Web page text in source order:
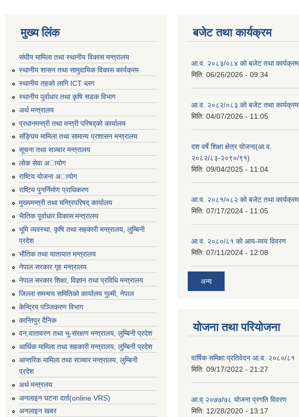
मुख्य लिंक
संघीय मामिला तथा स्थानीय विकास मन्त्रालय
स्थानीय शासन तथा सामुदायिक विकास कार्यक्रम
स्थानीय तहको लागि ICT ब्लग
स्थानीय पूर्वाधार तथा कृषि सडक विभाग
अर्थ मन्त्रालय
प्रधानमन्त्री तथा मन्त्री परिषद्काे कार्यालय
संङ्घिय मामिला तथा सामान्य प्रशासन मन्त्रालय
सूचना तथा सञ्चार मन्त्रालय
लाेक सेवा अायाेग
राष्टिय याेजना अायाेग
राष्टिय पुनर्निर्माण प्राधिकरण
मुख्यमन्त्री तथा मन्त्रिपरिषद् कार्यालय
भैातिक पूर्वाधार विकास मन्त्रालय
भूमि व्यवस्था, कृषि तथा सहकारी मन्त्रालय, लु्म्बिनी
प्रदेश
भाैतिक तथा यातायात मन्त्रालय
नेपाल सरकार गृह मन्त्रालय
नेपाल सरकार शिक्षा, विज्ञान तथा प्रविधि मन्त्रालय
जिल्ला समन्वय समितिको कार्यालय गुल्मी, नेपाल
केन्द्रिय पञ्जिकरण विभाग
कान्तिपुर दैनिक
वन,वातावरण तथा भू-संरक्षण मन्त्रालय, लुम्बिनी प्रदेश
आर्थिक मामिला तथा सहकारी मन्त्रालय, लुम्बिनी प्रदेश
आन्तरिक मामिला तथा सञ्चार मन्त्रालय, लुम्बिनी
प्रदेश
अर्थ मन्त्रलय
अनलाइन घटना दर्ता(online VRS)
अनलाइन खबर
बजेट तथा कार्यक्रम
आ.व. २०८३/०८४ को बजेट तथा कार्यक्रम
मिति: 06/26/2026 - 09:34
आ.व. २०८२/०८३ को बजेट तथा कार्यक्रम
मिति: 04/07/2026 - 11:05
दश वर्षे शिक्षा क्षेत्र योजना(आ.व.
२०८२/८३-२०९०/९१)
मिति: 09/04/2025 - 11:04
आ.व. २०८१/०८२ को बजेट तथा कार्यक्रम
मिति: 07/17/2024 - 11:05
आ.व. २०८०/८१ को आय-व्यय विवरण
मिति: 07/11/2024 - 12:08
अन्य
योजना तथा परियोजना
वार्षिक समिक्षा प्रतिवेदन आ.व. २०८०/८१
मिति: 09/17/2022 - 21:27
आ.व् २०७७/७८ योजना प्रगति विवरण
मिति: 12/28/2020 - 13:17